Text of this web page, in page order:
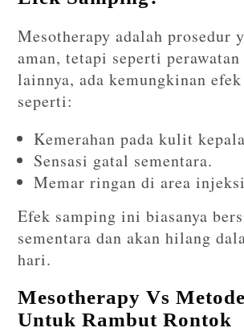
Mesotherapy adalah prosedur
aman, tetapi seperti perawatan
lainnya, ada kemungkinan
seperti:
Kemerahan pada kulit
Sensasi gatal sementara.
Memar ringan di area
Efek samping ini biasanya
sementara dan akan hilang
hari.
Mesotherapy Vs
Untuk Rambut Rontok